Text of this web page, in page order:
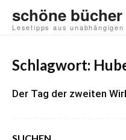
schöne bücher
Lesetipps aus unabhängigen
Schlagwort:
Der Tag der zweiten